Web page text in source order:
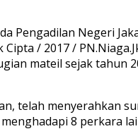
Pengadilan Negeri
/ 2017 /
mateil sejak tahun
telah menyerahkan
8 perkara